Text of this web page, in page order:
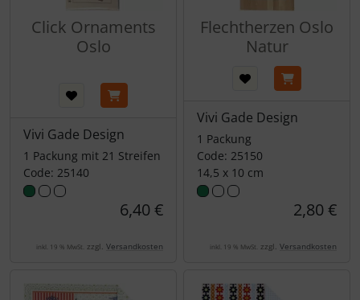
Click Ornaments
Oslo
Vivi Gade Design
1 Packung mit 21 Streifen
Code: 25140
6,40 €
inkl. 19 % MwSt. zzgl. Versandkosten
Flechtherzen Oslo
Natur
Vivi Gade Design
1 Packung
Code: 25150
14,5 x 10 cm
2,80 €
inkl. 19 % MwSt. zzgl. Versandkosten